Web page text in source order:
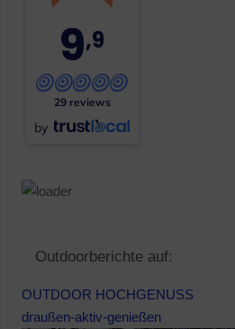
9,9
29 reviews
by
Outdoorberichte auf:
OUTDOOR HOCHGENUSS
draußen-aktiv-genießen